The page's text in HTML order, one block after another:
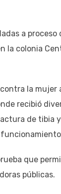
a proceso
la colonia
la mujer
recibió
de tibia
que
públicas.